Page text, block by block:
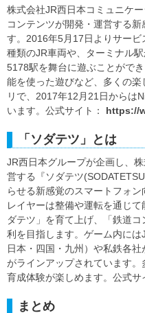
株式会社JR西日本コミュニケ
コンテンツが開発・運営する
す。2016年5月17日よりサー
種類のJR車両や、ターミナル
5178駅を舞台に遊ぶことがで
能を使った遊びなど、多くの
リで、2017年12月21日からは
います。公式サイト： https://
「ソダテツ」とは
JR西日本グループが企画し、
営する『ソダテツ
らせる新感覚のスマートフォ
レイヤーは整備や運転を通じ
ダテツ」を育て上げ、「鉄道
利を目指します。ゲーム内に
日本・四国・九州）や私鉄各
がラインアップされています
育成体験が楽しめます。公式サ
まとめ